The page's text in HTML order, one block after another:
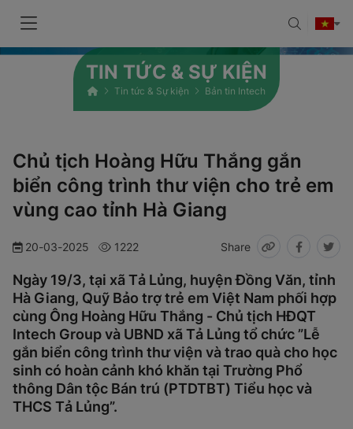
TIN TỨC & SỰ KIỆN
Tin tức & Sự kiện Bản tin Intech
Chủ tịch Hoàng Hữu Thắng gắn
biển công trình thư viện cho trẻ em
vùng cao tỉnh Hà Giang
20-03-2025 1222 Share
Ngày 19/3, tại xã Tả Lủng, huyện Đồng Văn, tỉnh
Hà Giang, Quỹ Bảo trợ trẻ em Việt Nam phối hợp
cùng Ông Hoàng Hữu Thắng - Chủ tịch HĐQT
Intech Group và UBND xã Tả Lủng tổ chức ”Lễ
gắn biển công trình thư viện và trao quà cho học
sinh có hoàn cảnh khó khăn tại Trường Phổ
thông Dân tộc Bán trú (PTDTBT) Tiểu học và
THCS Tả Lủng”.